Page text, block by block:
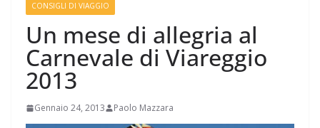
CONSIGLI DI VIAGGIO
Un mese di allegria al
Carnevale di Viareggio
2013
Gennaio 24, 2013 Paolo Mazzara